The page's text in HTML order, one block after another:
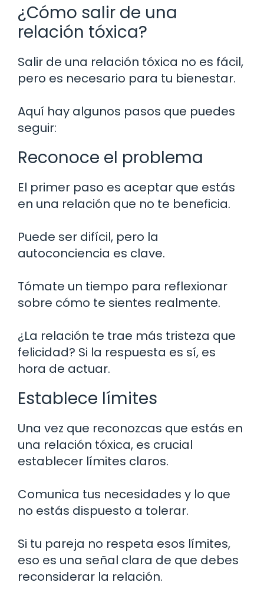
¿Cómo salir de una
relación tóxica?
Salir de una relación tóxica no es fácil,
pero es necesario para tu bienestar.
Aquí hay algunos pasos que puedes
seguir:
Reconoce el problema
El primer paso es aceptar que estás
en una relación que no te beneficia.
Puede ser difícil, pero la
autoconciencia es clave.
Tómate un tiempo para reflexionar
sobre cómo te sientes realmente.
¿La relación te trae más tristeza que
felicidad? Si la respuesta es sí, es
hora de actuar.
Establece límites
Una vez que reconozcas que estás en
una relación tóxica, es crucial
establecer límites claros.
Comunica tus necesidades y lo que
no estás dispuesto a tolerar.
Si tu pareja no respeta esos límites,
eso es una señal clara de que debes
reconsiderar la relación.